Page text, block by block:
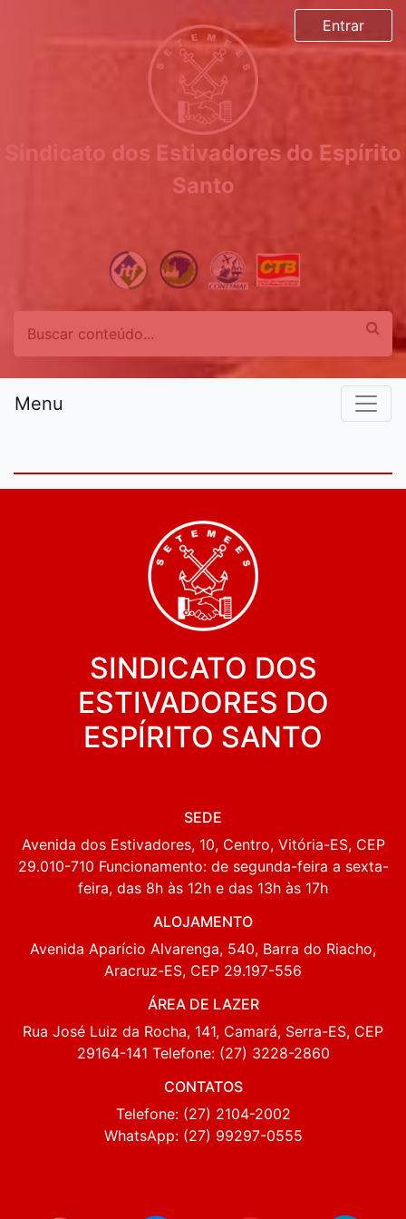
Entrar
Sindicato dos Estivadores do Espírito
Santo
Menu
SINDICATO DOS
ESTIVADORES DO
ESPÍRITO SANTO
SEDE
Avenida dos Estivadores, 10, Centro, Vitória-ES, CEP
29.010-710 Funcionamento: de segunda-feira a sexta-
feira, das 8h às 12h e das 13h às 17h
ALOJAMENTO
Avenida Aparício Alvarenga, 540, Barra do Riacho,
Aracruz-ES, CEP 29.197-556
ÁREA DE LAZER
Rua José Luiz da Rocha, 141, Camará, Serra-ES, CEP
29164-141 Telefone: (27) 3228-2860
CONTATOS
Telefone: (27) 2104-2002
WhatsApp: (27) 99297-0555